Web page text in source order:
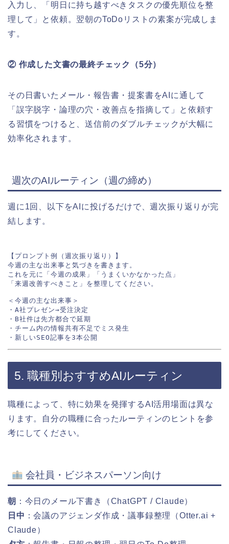
入力し、「明日に持ち越すべきタスクの優先順位を整
理して」と依頼。翌朝のToDoリストの素案が完成しま
す。
② 作成した文書の最終チェック（5分）
その日書いたメール・報告書・提案書をAIに通して
「誤字脱字・論理の穴・改善点を指摘して」と依頼す
る習慣をつけると、送信前のダブルチェックが大幅に
効率化されます。
週次のAIルーティン（週の締め）
週に1回、以下をAIに投げるだけで、週次振り返りが完
結します。
【プロンプト例（週次振り返り）】
今週の主な出来事と気づきを書きます。
これを元に「今週の成果」「うまくいかなかった点」
「来週改善すべきこと」を整理してください。
＜今週の主な出来事＞
・A社プレゼン→受注決定
・B社件は先方都合で延期
・チーム内の情報共有不足でミス発生
5. 職種別おすすめAIルーティン
職種によって、特に効果を発揮するAI活用場面は異な
ります。自分の職種に合ったルーティンのヒントを参
考にしてください。
会社員・ビジネスパーソン向け
朝 ：今日のメール下書き（ChatGPT / Claude）
日中 ：会議のアジェンダ作成・議事録整理（Otter.ai +
Claude）